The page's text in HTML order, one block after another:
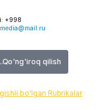
+998
qilish
bo'lgan Rubrikalar